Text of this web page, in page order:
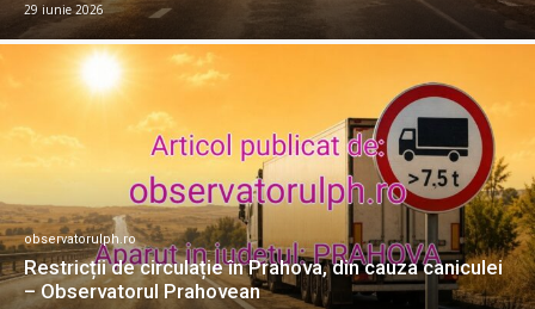
29 iunie 2026
observatorulph.ro
Restricții de circulație în Prahova, din cauza caniculei
– Observatorul Prahovean